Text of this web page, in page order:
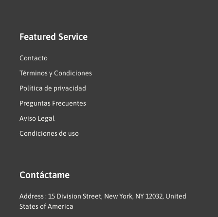
Featured Service
Contacto
Términos y Condiciones
Política de privacidad
Preguntas Frecuentes
Aviso Legal
Condiciones de uso
Contáctame
Address : 15 Division Street, New York, NY 12032, United
States of America